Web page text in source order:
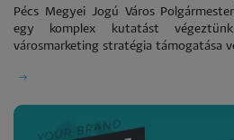
Pécs Megyei Jogú Város
egy komplex kutatást
városmarketing stratégia támogatása